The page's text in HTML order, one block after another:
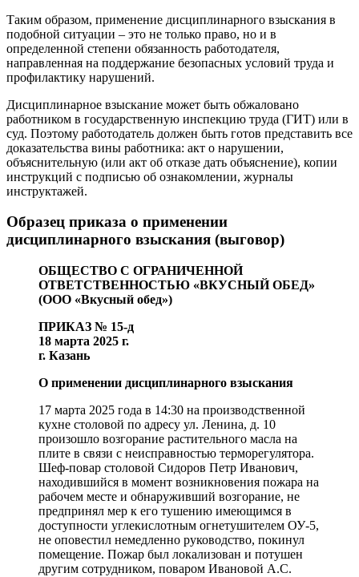
Таким образом, применение дисциплинарного взыскания в
подобной ситуации – это не только право, но и в
определенной степени обязанность работодателя,
направленная на поддержание безопасных условий труда и
профилактику нарушений.
Дисциплинарное взыскание может быть обжаловано
работником в государственную инспекцию труда (ГИТ) или в
суд. Поэтому работодатель должен быть готов представить все
доказательства вины работника: акт о нарушении,
объяснительную (или акт об отказе дать объяснение), копии
инструкций с подписью об ознакомлении, журналы
инструктажей.
Образец приказа о применении
дисциплинарного взыскания (выговор)
ОБЩЕСТВО С ОГРАНИЧЕННОЙ
ОТВЕТСТВЕННОСТЬЮ «ВКУСНЫЙ ОБЕД»
(ООО «Вкусный обед»)
ПРИКАЗ № 15-д
18 марта 2025 г.
г. Казань
О применении дисциплинарного взыскания
17 марта 2025 года в 14:30 на производственной
кухне столовой по адресу ул. Ленина, д. 10
произошло возгорание растительного масла на
плите в связи с неисправностью терморегулятора.
Шеф-повар столовой Сидоров Петр Иванович,
находившийся в момент возникновения пожара на
рабочем месте и обнаруживший возгорание, не
предпринял мер к его тушению имеющимся в
доступности углекислотным огнетушителем ОУ-5,
не оповестил немедленно руководство, покинул
помещение. Пожар был локализован и потушен
другим сотрудником, поваром Ивановой А.С.